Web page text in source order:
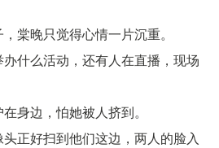
棠晚只觉得心情一片沉重。
什么活动，还有人在直播，现场
身边，怕她被人挤到。
正好扫到他们这边，两人的脸入